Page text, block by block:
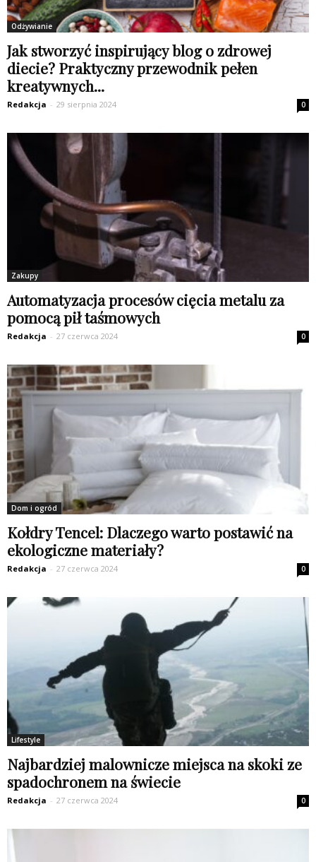
Odżywianie
Jak stworzyć inspirujący blog o zdrowej
diecie? Praktyczny przewodnik pełen
kreatywnych...
Redakcja - 29 sierpnia 2024 0
Zakupy
Automatyzacja procesów cięcia metalu za
pomocą pił taśmowych
Redakcja - 27 czerwca 2024 0
Dom i ogród
Kołdry Tencel: Dlaczego warto postawić na
ekologiczne materiały?
Redakcja - 27 czerwca 2024 0
Lifestyle
Najbardziej malownicze miejsca na skoki ze
spadochronem na świecie
Redakcja - 27 czerwca 2024 0